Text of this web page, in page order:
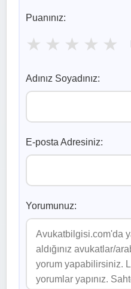
Puanınız:
★ ★ ★ ★ ★
Adınız Soyadınız:
E-posta Adresiniz:
Yorumunuz: